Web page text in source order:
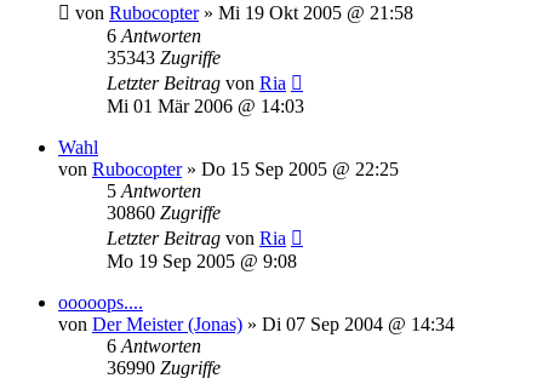
von Rubocopter» Mi 19 Okt 2005 @ 21:58
6 Antworten
35343 Zugriffe
Letzter Beitrag von Ria
Mi 01 Mär 2006 @ 14:03
Wahl
von Rubocopter» Do 15 Sep 2005 @ 22:25
5 Antworten
30860 Zugriffe
Letzter Beitrag von Ria
Mo 19 Sep 2005 @ 9:08
ooooops....
von Der Meister (Jonas) » Di 07 Sep 2004 @ 14:34
6 Antworten
36990 Zugriffe